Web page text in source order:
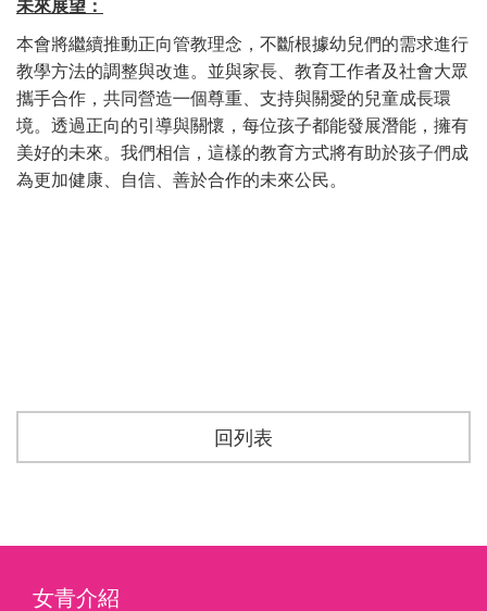
未來展望 ：
本會將繼續推動正向管教理念 ， 不斷根據幼兒們的需求進行
教學方法的調整與改進。 並與家⾧
教育工作者及社會大眾
攜手合作 ， 共同營造㇐個尊重
支持與關愛的兒童成⾧環
境。 透過正向的引導與關懷 ， 每位孩子都能發展潛能 ， 擁有
美好的未來。 我們相信 ， 這樣的教育方式將有助於孩子們成
為更加健康
自信 善於合作的未來公民。
回列表
女青介紹